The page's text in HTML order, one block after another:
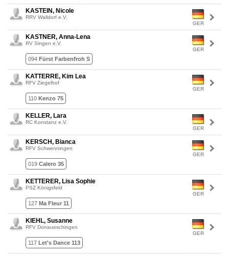
GER
KASTEIN, Nicole
RRV Walldorf e.V.
GER
KASTNER, Anna-Lena
RV Singen e.V.
094 Fürst Farbenfroh S
GER
KATTERRE, Kim Lea
RFV Ziegelhof
110 Kenzo 75
GER
KELLER, Lara
RC Konstanz e.V.
GER
KERSCH, Bianca
RFV Schwenningen
019 Calero 35
GER
KETTERER, Lisa Sophie
PSZ Königsfeld
127 Ma Fleur 11
GER
KIEHL, Susanne
RFV Donaueschingen
117 Let's Dance 113